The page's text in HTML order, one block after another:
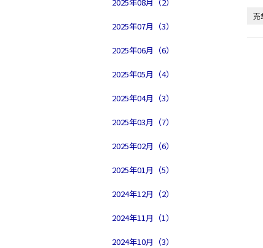
2025年07月（3）
2025年06月（6）
2025年05月（4）
2025年04月（3）
2025年03月（7）
2025年02月（6）
2025年01月（5）
2024年12月（2）
2024年11月（1）
2024年10月（3）
売